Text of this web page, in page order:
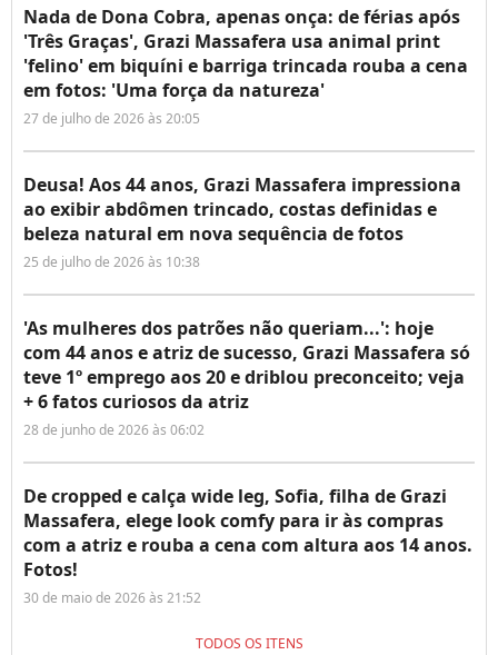
Nada de Dona Cobra, apenas onça: de férias após
'Três Graças', Grazi Massafera usa animal print
'felino' em biquíni e barriga trincada rouba a cena
em fotos: 'Uma força da natureza'
27 de julho de 2026 às 20:05
Deusa! Aos 44 anos, Grazi Massafera impressiona
ao exibir abdômen trincado, costas definidas e
beleza natural em nova sequência de fotos
25 de julho de 2026 às 10:38
'As mulheres dos patrões não queriam...': hoje
com 44 anos e atriz de sucesso, Grazi Massafera só
teve 1º emprego aos 20 e driblou preconceito; veja
+ 6 fatos curiosos da atriz
28 de junho de 2026 às 06:02
De cropped e calça wide leg, Sofia, filha de Grazi
Massafera, elege look comfy para ir às compras
com a atriz e rouba a cena com altura aos 14 anos.
Fotos!
30 de maio de 2026 às 21:52
TODOS OS ITENS